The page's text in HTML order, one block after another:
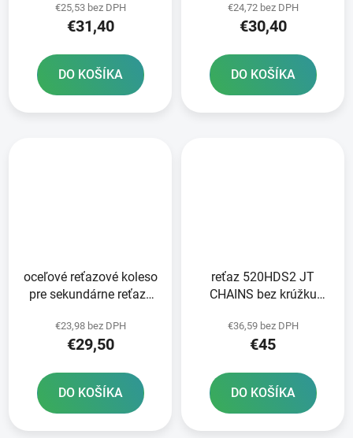
zubov
€25,53 bez DPH
€31,40
DO KOŠÍKA
zubov
€24,72 bez DPH
€30,40
DO KOŠÍKA
oceľové reťazové koleso
pre sekundárne reťaze
zubov
€23,98 bez DPH
€29,50
DO KOŠÍKA
reťaz 520HDS2 JT
CHAINS bez krúžku
vrátane rozpojovacej
spojky
€36,59 bez DPH
€45
DO KOŠÍKA